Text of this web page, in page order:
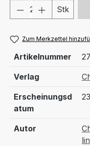
ProduktStk
Zum Merkzettel
Artikelnummer
Verlag
Erscheinungsd
atum
Autor